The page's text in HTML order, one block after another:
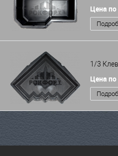
Цена по
1/3
Цена по